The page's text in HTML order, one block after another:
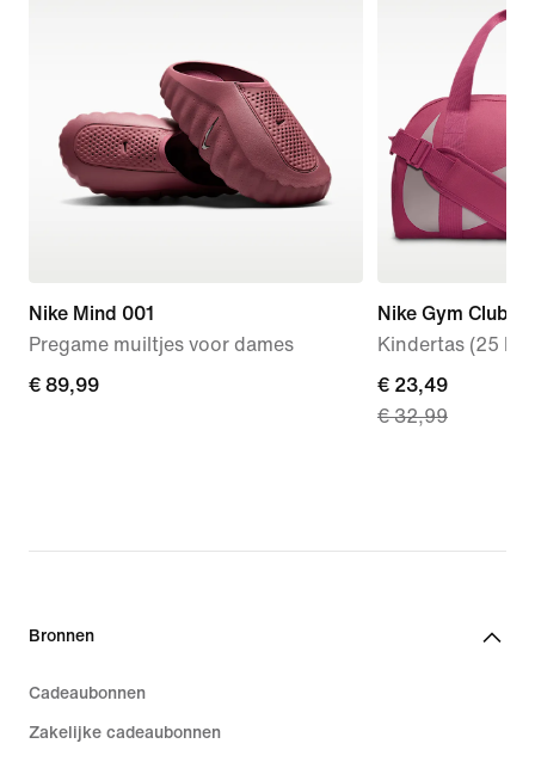
Nike Mind 001
Pregame muiltjes voor dames
€ 89,99
€ 89,99
Nike Gym Club
Kindertas (25
current
price
€ 32,99
€ 23,49
€ 32,99
Bronnen
Cadeaubonnen
Zakelijke cadeaubonnen